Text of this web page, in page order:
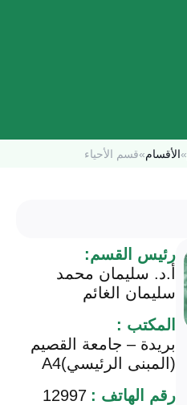
»الأقسام»قسم الأحياء
رئيس القسم:
أ.د. سليمان محمد
سليمان الغائم
المكتب :
بريدة – جامعة القصيم
(المبنى الرئيسي)A4
رقم الهاتف : 12997